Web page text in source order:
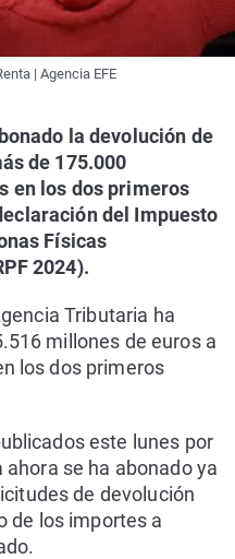
| Agencia EFE
la devolución de
de 175.000
en los dos primeros
del Impuesto
Físicas
2024).
Tributaria ha
millones de euros a
los dos primeros
este lunes por
ahora se ha abonado ya
de devolución
de los importes a